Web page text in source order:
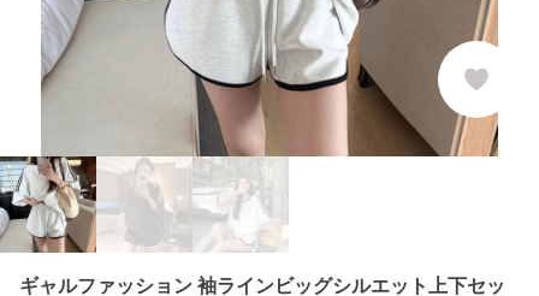
ギャルファッション 袖ラインビッグシルエット上下セッ